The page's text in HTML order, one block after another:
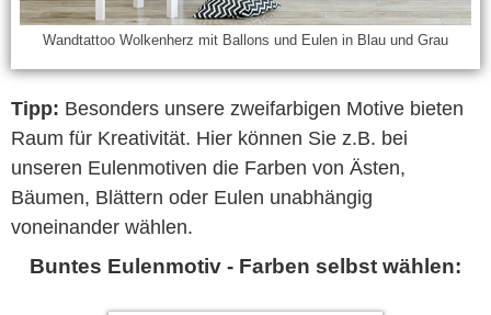
Wandtattoo Wolkenherz mit Ballons und Eulen in Blau und Grau
Tipp: Besonders unsere zweifarbigen Motive bieten
Raum für Kreativität. Hier können Sie z.B. bei
unseren Eulenmotiven die Farben von Ästen,
Bäumen, Blättern oder Eulen unabhängig
voneinander wählen.
Buntes Eulenmotiv - Farben selbst wählen: